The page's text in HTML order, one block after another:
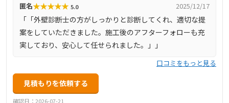
匿名★★★★★ 5.0 2025/12/17
「「外壁診断士の方がしっかりと診断してくれ、適切な提
案をしていただきました。施工後のアフターフォローも充
実しており、安心して任せられました。」」
口コミをもっと見る
見積もりを依頼する
確認日：2026-07-21